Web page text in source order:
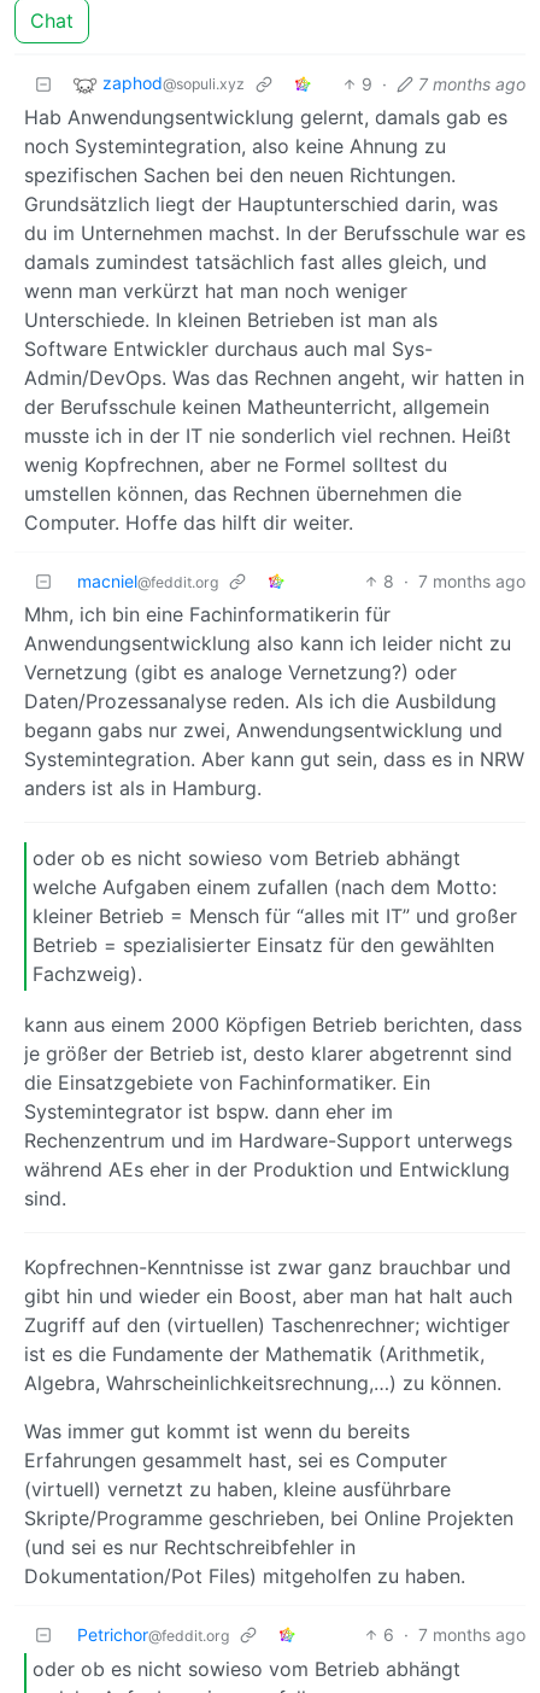
Chat
zaphod@sopuli.xyz 9 · 7 months ago
Hab Anwendungsentwicklung gelernt, damals gab es
noch Systemintegration, also keine Ahnung zu
spezifischen Sachen bei den neuen Richtungen.
Grundsätzlich liegt der Hauptunterschied darin, was
du im Unternehmen machst. In der Berufsschule war es
damals zumindest tatsächlich fast alles gleich, und
wenn man verkürzt hat man noch weniger
Unterschiede. In kleinen Betrieben ist man als
Software Entwickler durchaus auch mal Sys-
Admin/DevOps. Was das Rechnen angeht, wir hatten in
der Berufsschule keinen Matheunterricht, allgemein
musste ich in der IT nie sonderlich viel rechnen. Heißt
wenig Kopfrechnen, aber ne Formel solltest du
umstellen können, das Rechnen übernehmen die
Computer. Hoffe das hilft dir weiter.
macniel@feddit.org 8 · 7 months ago
Mhm, ich bin eine Fachinformatikerin für
Anwendungsentwicklung also kann ich leider nicht zu
Vernetzung (gibt es analoge Vernetzung?) oder
Daten/Prozessanalyse reden. Als ich die Ausbildung
begann gabs nur zwei, Anwendungsentwicklung und
Systemintegration. Aber kann gut sein, dass es in NRW
anders ist als in Hamburg.
oder ob es nicht sowieso vom Betrieb abhängt
welche Aufgaben einem zufallen (nach dem Motto:
kleiner Betrieb = Mensch für “alles mit IT” und großer
Betrieb = spezialisierter Einsatz für den gewählten
Fachzweig).
kann aus einem 2000 Köpfigen Betrieb berichten, dass
je größer der Betrieb ist, desto klarer abgetrennt sind
die Einsatzgebiete von Fachinformatiker. Ein
Systemintegrator ist bspw. dann eher im
Rechenzentrum und im Hardware-Support unterwegs
während AEs eher in der Produktion und Entwicklung
sind.
Kopfrechnen-Kenntnisse ist zwar ganz brauchbar und
gibt hin und wieder ein Boost, aber man hat halt auch
Zugriff auf den (virtuellen) Taschenrechner; wichtiger
ist es die Fundamente der Mathematik (Arithmetik,
Algebra, Wahrscheinlichkeitsrechnung,…) zu können.
Was immer gut kommt ist wenn du bereits
Erfahrungen gesammelt hast, sei es Computer
(virtuell) vernetzt zu haben, kleine ausführbare
Skripte/Programme geschrieben, bei Online Projekten
(und sei es nur Rechtschreibfehler in
Dokumentation/Pot Files) mitgeholfen zu haben.
Petrichor@feddit.org 6 · 7 months ago
oder ob es nicht sowieso vom Betrieb abhängt